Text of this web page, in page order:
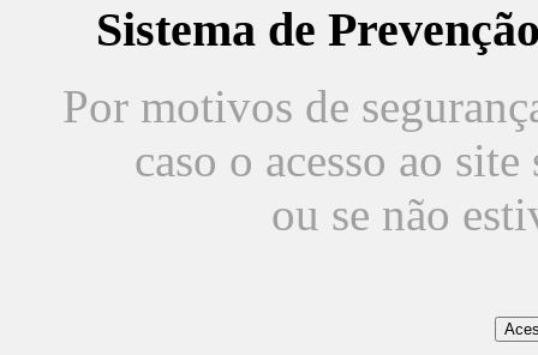
Sistema de
Por motivos de
caso o acesso ao
ou se não